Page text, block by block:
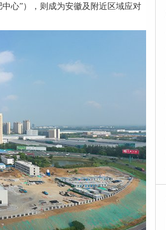
心”），则成为安徽及附近区域应对